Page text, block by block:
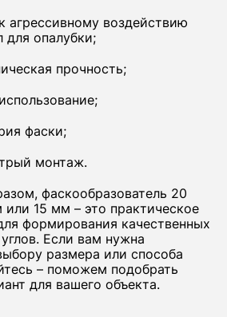
агрессивному воздействию
для опалубки;
прочность;
фаски;
монтаж.
фаскообразователь 20
15 мм – это практическое
формирования качественных
Если вам нужна
размера или способа
– поможем подобрать
для вашего объекта.